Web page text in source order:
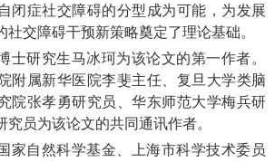
闭症社交障碍的分型成为可能，为发展
社交障碍干预新策略奠定了理论基础。
士研究生马冰珂为该论文的第一作者。
附属新华医院李斐主任、复旦大学类脑
院张孝勇研究员、华东师范大学梅兵研
究员为该论文的共同通讯作者。
家自然科学基金、上海市科学技术委员